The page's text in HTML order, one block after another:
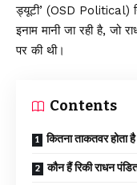
ड्यूटी’ (OSD Political)
इनाम मानी जा रही है, जो
पर की थी।
Contents
कितना ताकतवर होता
कौन हैं रिकी राधन